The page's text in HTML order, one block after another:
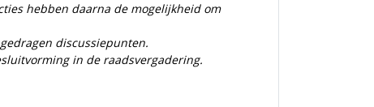
hebben daarna de mogelijkheid om
discussiepunten.
in de raadsvergadering.